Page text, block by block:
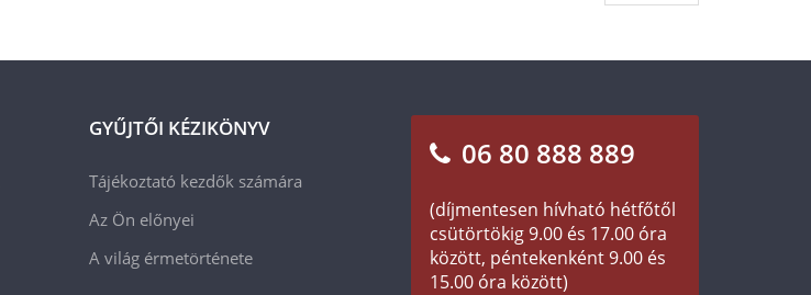
GYŰJTŐI KÉZIKÖNYV
Tájékoztató kezdők számára
Az Ön előnyei
A világ érmetörténete
06 80 888 889
(díjmentesen hívható hétfőtől
csütörtökig 9.00 és 17.00 óra
között, péntekenként 9.00 és
15.00 óra között)